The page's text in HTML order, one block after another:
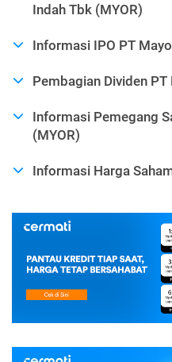
Indah Tbk (MYOR)
Informasi IPO PT
Pembagian Dividen
Informasi Pemegang
(MYOR)
Informasi Harga